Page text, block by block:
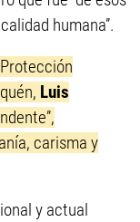
humana”.
Luis
carisma y
y actual